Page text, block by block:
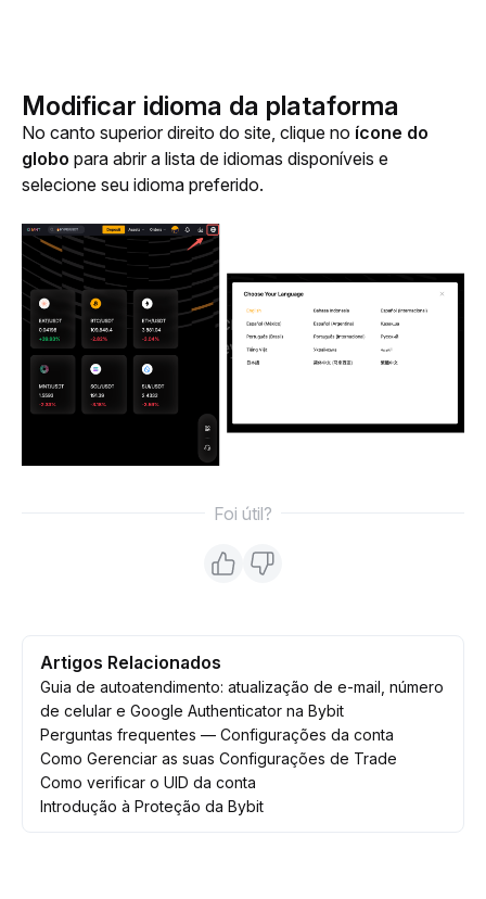
Modificar idioma da plataforma
No canto superior direito do site, clique no ícone do
globo para abrir a lista de idiomas disponíveis e
selecione seu idioma preferido.
Foi útil?
Artigos Relacionados
Guia de autoatendimento: atualização de e-mail, número
de celular e Google Authenticator na Bybit
Perguntas frequentes — Configurações da conta
Como Gerenciar as suas Configurações de Trade
Como verificar o UID da conta
Introdução à Proteção da Bybit